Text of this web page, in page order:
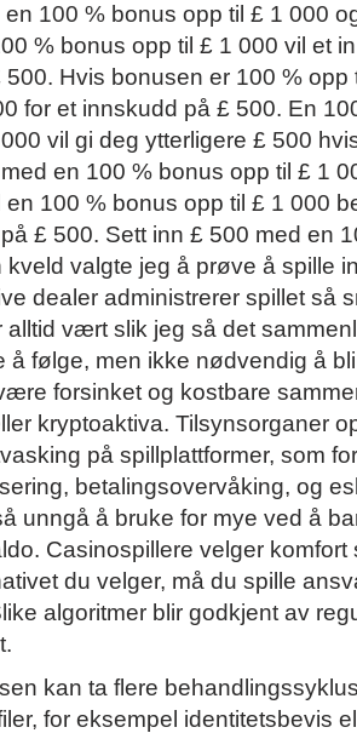
100 % bonus opp til £ 1 000
% bonus opp til £ 1 000 vil et
Hvis bonusen er 100 % opp
for et innskudd på £ 500. En
vil gi deg ytterligere £ 500
en 100 % bonus opp til £ 1
en 100 % bonus opp til £ 1 000
£ 500. Sett inn £ 500 med en
kveld valgte jeg å prøve å spille
dealer administrerer spillet så
alltid vært slik jeg så det
å følge, men ikke nødvendig å
forsinket og kostbare
kryptoaktiva. Tilsynsorganer
på spillplattformer, som
betalingsovervåking, og
unngå å bruke for mye ved å
Casinospillere velger komfort
du velger, må du spille
algoritmer blir godkjent av
kan ta flere
for eksempel identitetsbevis